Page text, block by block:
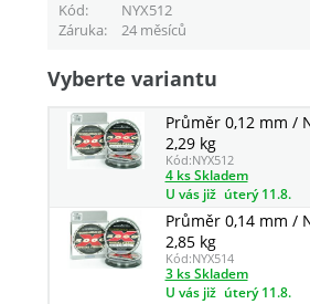
Kód NYX512
Záruka
24 měsíců
Vyberte variantu
Průměr 0,12 mm /
2,29 kg
Kód:NYX512
4 ks Skladem
U vás již úterý 11.8.
Průměr 0,14 mm /
2,85 kg
Kód:NYX514
3 ks Skladem
U vás již úterý 11.8.